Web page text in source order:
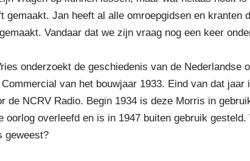
gemaakt. Jan heeft al alle omroepgidsen en kranten
Vandaar dat we zijn vraag nog een keer
onderzoekt de geschiedenis van de Nederlandse
van het bouwjaar 1933. Eind van dat
de NCRV Radio. Begin 1934 is deze Morris in
oorlog overleefd en is in 1947 buiten gebruik
geweest?